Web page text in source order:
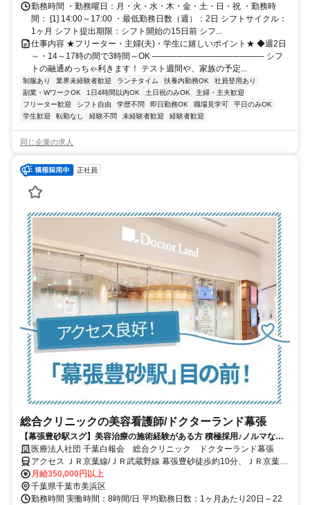
勤務時間 ・勤務曜日：月・火・水・木・金・土・日・祝 ・勤務時
間： [1] 14:00～17:00 ・最低勤務日数（週）：2日 シフトサイクル：
1ヶ月 シフト提出期限：シフト開始の15日前 シフ...
仕事内容 ★フリーター・主婦(夫)・学生に嬉しいポイント★ ◆週2日
～・14～17時の間で3時間～OK ────────────────── シフ
トの融通めっちゃ利きます！ テスト週間や、家族の予定...
制服あり 業界未経験者歓迎 ランチタイム 扶養内勤務OK
社員登用あり
副業・WワークOK
1日4時間以内OK 土日祝のみOK
主婦・主夫歓迎
フリーター歓迎
シフト自由 学歴不問 即日勤務OK 職場見学可
平日のみOK
学生歓迎
転勤なし 経験不問 未経験者歓迎 経験者歓迎
同じ企業の求人
正社員
総合クリニックの美容看護師/ドクターランド幕張
【幕張豊砂駅スグ】美容治療の施術経験がある方 積極採用♪ノルマな
し・日勤のみ★准看護師もOK★面接1回のみ！
医療法人社団 千葉白報会 総合クリニック ドクターランド幕張
アクセス ＪＲ京葉線/ＪＲ武蔵野線 幕張豊砂徒歩約10分、ＪＲ京葉線/
ＪＲ武蔵野線 海浜幕張北口(中央口)徒歩約15分 「幕張豊砂駅」目の
前
月給350,000円以上
千葉県千葉市美浜区
勤務時間 実働時間：8時間/日 平均勤務日数：1ヶ月あたり20日～22